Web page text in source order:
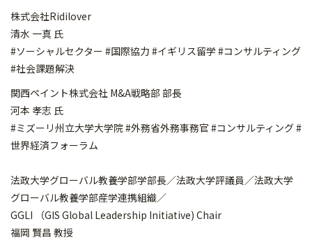
株式会社Ridilover
清水 一真 氏
#ソーシャルセクター #国際協力 #イギリス留学 #コンサルティング
#社会課題解決
関西ペイント株式会社 M&A戦略部 部長
河本 孝志 氏
#ミズーリ州立大学大学院 #外務省外務事務官 #コンサルティング #
世界経済フォーラム
法政大学グローバル教養学部学部長／法政大学評議員／法政大学
グローバル教養学部産学連携組織／
GGLI （GIS Global Leadership Initiative) Chair
福岡 賢昌 教授